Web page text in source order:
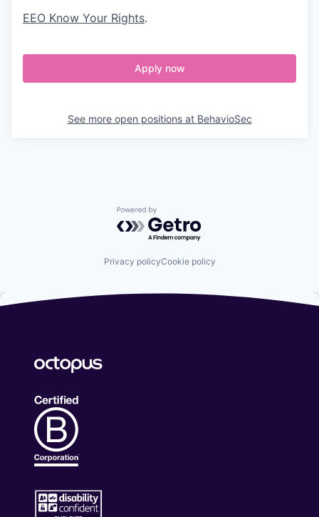
EEO Know Your Rights.
Apply now
See more open positions at BehavioSec
Powered by Getro.com
Privacy policyCookie policy